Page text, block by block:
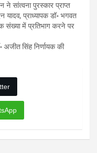
ने सांत्वना पुरस्कार प्राप्त
यादव, प्राध्यापक डॉ॰ भगवत
संख्या में प्रतिभाग करने पर
अजीत सिंह निर्णायक की